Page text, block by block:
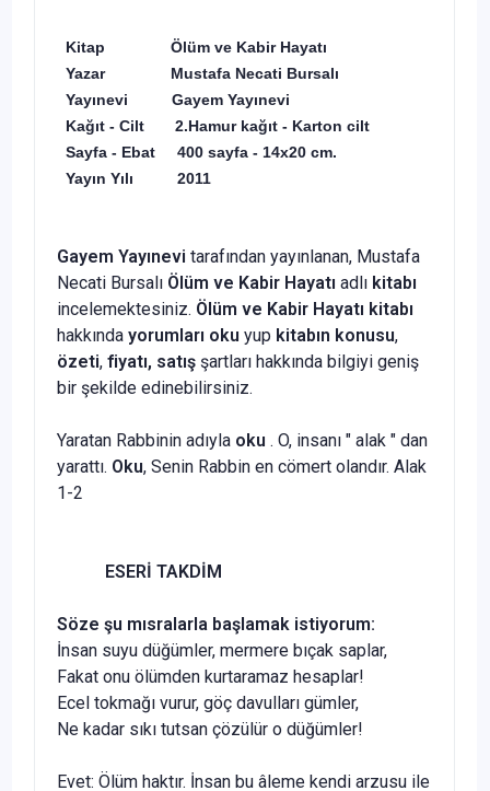
Kitap
Ölüm ve Kabir Hayatı
Yazar
Mustafa Necati Bursalı
Yayınevi
Gayem Yayınevi
Kağıt - Cilt 2.Hamur kağıt - Karton cilt
Sayfa - Ebat 400 sayfa - 14x20 cm.
Yayın Yılı
2011
Gayem Yayınevi tarafından yayınlanan, Mustafa
Necati Bursalı Ölüm ve Kabir Hayatı adlı kitabı
incelemektesiniz. Ölüm ve Kabir Hayatı kitabı
hakkında yorumları oku yup kitabın konusu,
özeti, fiyatı, satış şartları hakkında bilgiyi geniş
bir şekilde edinebilirsiniz.
Yaratan Rabbinin adıyla oku . O, insanı " alak " dan
yarattı. Oku, Senin Rabbin en cömert olandır. Alak
1-2
ESERİ TAKDİM
Söze şu mısralarla başlamak istiyorum:
İnsan suyu düğümler, mermere bıçak saplar,
Fakat onu ölümden kurtaramaz hesaplar!
Ecel tokmağı vurur, göç davulları gümler,
Ne kadar sıkı tutsan çözülür o düğümler!
Evet: Ölüm haktır. İnsan bu âleme kendi arzusu ile